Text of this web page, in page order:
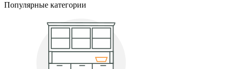
Популярные категории